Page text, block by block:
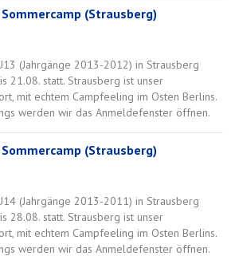
Sommercamp (Strausberg)
(Jahrgänge 2013-2012) in Strausberg
21.08. statt. Strausberg ist unser
mit echtem Campfeeling im Osten Berlins.
werden wir das Anmeldefenster öffnen.
Sommercamp (Strausberg)
(Jahrgänge 2013-2011) in Strausberg
28.08. statt. Strausberg ist unser
mit echtem Campfeeling im Osten Berlins.
werden wir das Anmeldefenster öffnen.